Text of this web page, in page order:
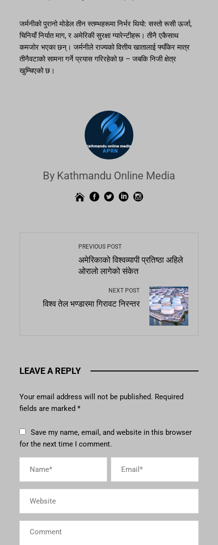
जर्मनीको पुरानो मोडेल तीन स्तम्भहरूमा निर्भर थियो: सस्तो रूसी ऊर्जा,
चिनियाँ निर्यात माग, र अमेरिकी सुरक्षा ग्यारेन्टीहरू। तीनै एकैसाथ
कमजोर भएका छन्। जर्मनीले राज्यको वित्तीय खातालाई फ्याँकेर मात्र
तीनैवटाको सामना गर्ने प्रयास गरिरहेको छ – जबकि निजी क्षेत्र
खुम्चिएको छ।
By Kathmandu Online Media
PREVIOUS POST
अमेरिकाको विश्वव्यापी प्रतिष्ठा अहिले
ओरालो लागेको संकेत
NEXT POST
विश्व तेल भण्डारमा गिरावट निरन्तर
LEAVE A REPLY
Your email address will not be published. Required
fields are marked *
Save my name, email, and website in this browser
for the next time I comment.